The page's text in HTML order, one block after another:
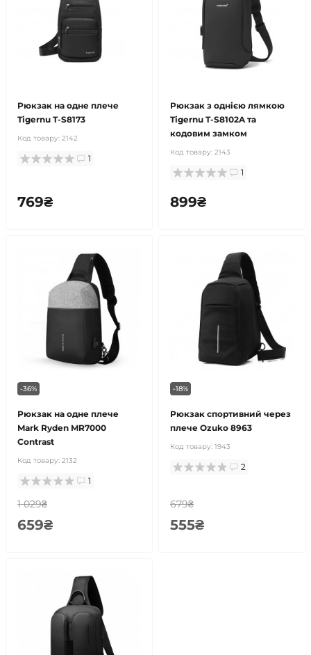
Рюкзак на одне плече
Tigernu T-S8173
Код товару: 2142
1
769₴
Рюкзак з однією лямкою
Tigernu T-S8102A та
кодовим замком
Код товару: 2143
1
899₴
-36%
Рюкзак на одне плече
Mark Ryden MR7000
Contrast
Код товару: 2132
1
1 029₴
659₴
-18%
Рюкзак спортивний через
плече Ozuko 8963
Код товару: 1943
2
679₴
555₴